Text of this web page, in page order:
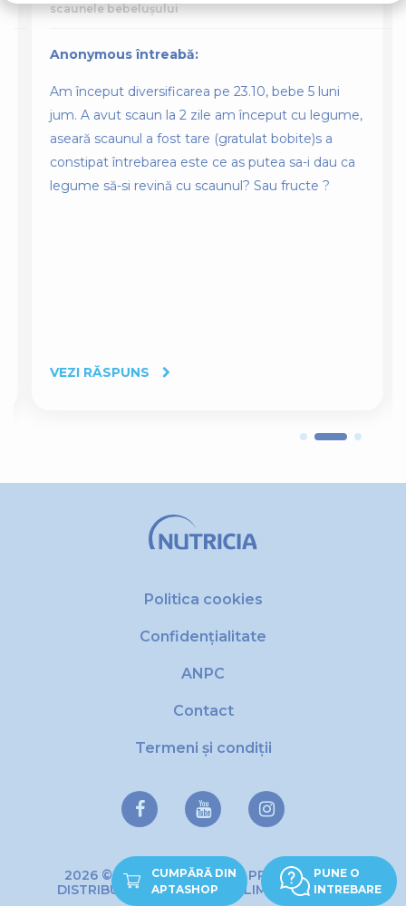
PUNE O
INTREBARE
scaunele bebelușului
Anonymous întreabă:
Am început diversificarea pe 23.10, bebe 5 luni
jum. A avut scaun la 2 zile am început cu legume,
aseară scaunul a fost tare (gratulat bobite)s a
constipat întrebarea este ce as putea sa-i dau ca
legume să-si revină cu scaunul? Sau fructe ?
VEZI RĂSPUNS
Politica cookies
Confidențialitate
ANPC
Contact
Termeni și condiții
2026 © Copyright DANONE PRODUCTIE SI
DISTRIBUTIE DE PRODUSE ALIMENTARE SRL
CUMPĂRĂ DIN
APTASHOP